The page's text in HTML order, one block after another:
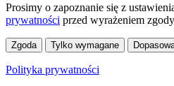
Prosimy o zapoznanie się z
prywatności przed wyrażeniem
Zgoda Tylko wymagane
Polityka prywatności